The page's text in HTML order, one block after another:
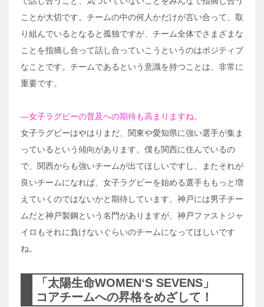
ことが大切です。チームの中の何人かだけが言い合って、取
り組んでいるとなると孤独ですが、チーム全体でさまざまな
ことを指摘し合って話し合っていこうというのはポジティブ
なことです。チームであるという意識を持つことは、非常に
重要です。
―女子ラグビーの普及への期待も高まりますね。
女子ラグビーはやはりまだ、関東や愛知県に強い選手が集ま
っているという傾向があります。僕も関西に住んでいるの
で、関西からも強いチームが出てほしいですし、またそれが
良いチームになれば、女子ラグビーを始める選手ももっと増
えていくのではないかと期待しています。神戸には男子チー
ムだと神戸製鋼という名門がありますが、神戸ファストジャ
イロもそれに負けないぐらいのチームになってほしいです
ね。
「太陽生命WOMEN‘S SEVENS」
コアチームへの昇格をめざして！